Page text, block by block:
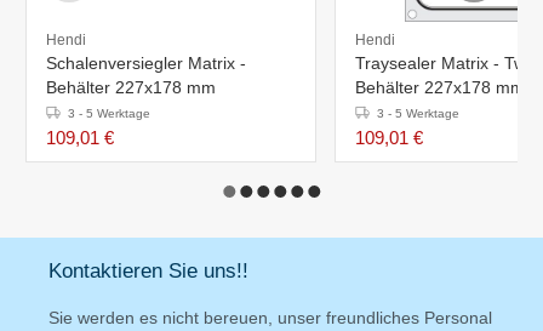
Hendi
Schalenversiegler Matrix -
Behälter 227x178 mm
3 - 5 Werktage
109,01 €
Hendi
Traysealer Matrix -
Behälter 227x178 mm
3 - 5 Werktage
109,01 €
Kontaktieren Sie uns!!
Sie werden es nicht bereuen, unser freundliches Personal